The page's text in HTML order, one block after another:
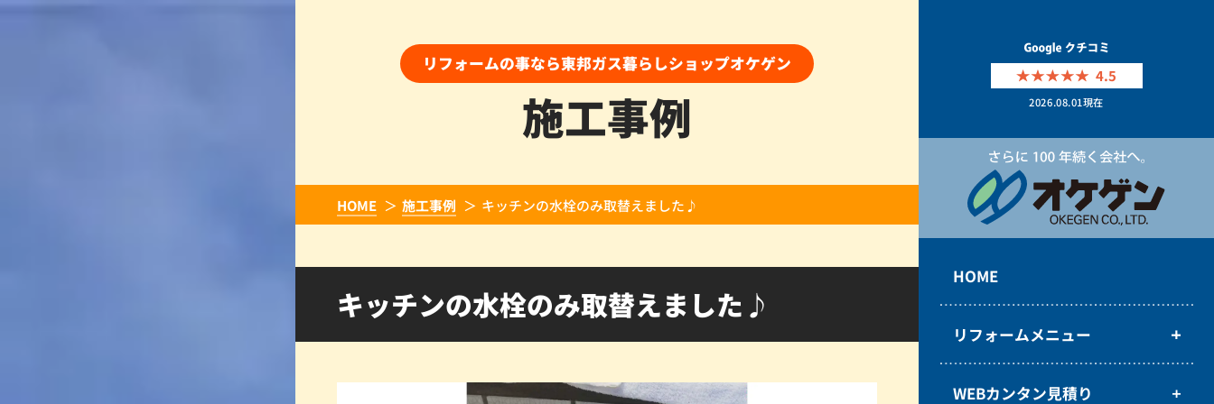
4.5
2026.08.01現在
HOME
リフォームメニュー
WEBカンタン見積り
リフォームの事なら東邦ガス暮らしショップオケゲン
施工事例
HOME 施工事例 キッチンの水栓のみ取替えました♪
キッチンの水栓のみ取替えました♪